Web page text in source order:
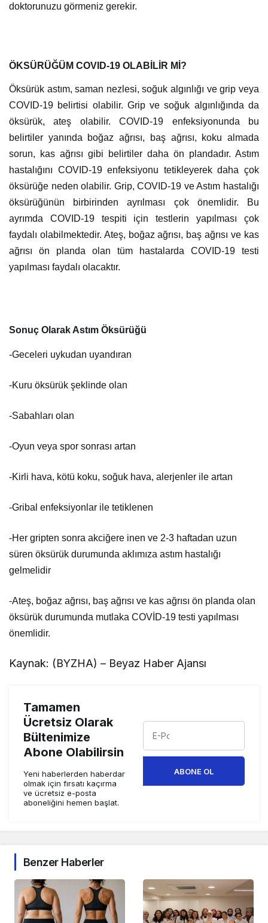
doktorunuzu görmeniz gerekir.
ÖKSÜRÜĞÜM COVID-19 OLABİLİR Mİ?
Öksürük astım, saman nezlesi, soğuk algınlığı ve grip veya
COVID-19 belirtisi olabilir. Grip ve soğuk algınlığında da
öksürük, ateş olabilir. COVID-19 enfeksiyonunda bu
belirtiler yanında boğaz ağrısı, baş ağrısı, koku almada
sorun, kas ağrısı gibi belirtiler daha ön plandadır. Astım
hastalığını COVID-19 enfeksiyonu tetikleyerek daha çok
öksürüğe neden olabilir. Grip, COVID-19 ve Astım hastalığı
öksürüğünün birbirinden ayrılması çok önemlidir. Bu
ayrımda COVID-19 tespiti için testlerin yapılması çok
faydalı olabilmektedir. Ateş, boğaz ağrısı, baş ağrısı ve kas
ağrısı ön planda olan tüm hastalarda COVID-19 testi
yapılması faydalı olacaktır.
Sonuç Olarak Astım Öksürüğü
-Geceleri uykudan uyandıran
-Kuru öksürük şeklinde olan
-Sabahları olan
-Oyun veya spor sonrası artan
-Kirli hava, kötü koku, soğuk hava, alerjenler ile artan
-Gribal enfeksiyonlar ile tetiklenen
-Her gripten sonra akciğere inen ve 2-3 haftadan uzun
süren öksürük durumunda aklımıza astım hastalığı
gelmelidir
-Ateş, boğaz ağrısı, baş ağrısı ve kas ağrısı ön planda olan
öksürük durumunda mutlaka COVİD-19 testi yapılması
önemlidir.
Kaynak: (BYZHA) – Beyaz Haber Ajansı
Tamamen
Ücretsiz Olarak
Bültenimize
Abone Olabilirsin
Yeni haberlerden haberdar
olmak için fırsatı kaçırma
ve ücretsiz e-posta
aboneliğini hemen başlat.
ABONE OL
Benzer Haberler